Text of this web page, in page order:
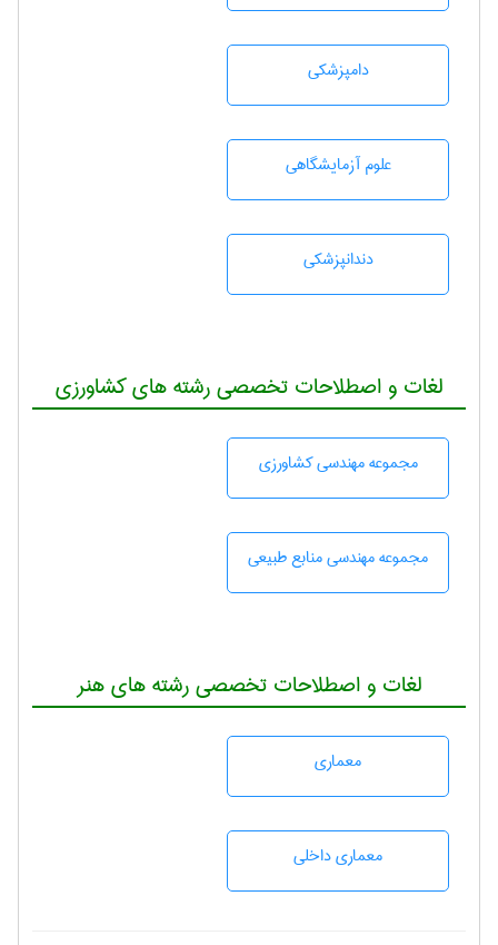
دامپزشكی
علوم آزمايشگاهی
دندانپزشكی
لغات و اصطلاحات تخصصی رشته های کشاورزی
مجموعه مهندسی كشاورزی
مجموعه مهندسی منابع طبيعی
لغات و اصطلاحات تخصصی رشته های هنر
معماری
معماری داخلی